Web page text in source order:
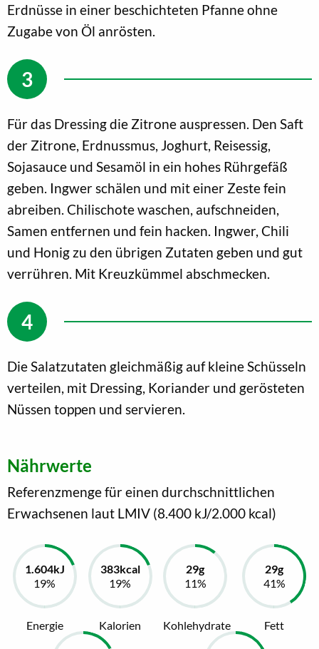
Erdnüsse in einer beschichteten Pfanne ohne
Zugabe von Öl anrösten.
Für das Dressing die Zitrone auspressen. Den Saft
der Zitrone, Erdnussmus, Joghurt, Reisessig,
Sojasauce und Sesamöl in ein hohes Rührgefäß
geben. Ingwer schälen und mit einer Zeste fein
abreiben. Chilischote waschen, aufschneiden,
Samen entfernen und fein hacken. Ingwer, Chili
und Honig zu den übrigen Zutaten geben und gut
verrühren. Mit Kreuzkümmel abschmecken.
Die Salatzutaten gleichmäßig auf kleine Schüsseln
verteilen, mit Dressing, Koriander und gerösteten
Nüssen toppen und servieren.
Nährwerte
Referenzmenge für einen durchschnittlichen
Erwachsenen laut LMIV (8.400 kJ/2.000 kcal)
Energie Kalorien Kohlehydrate Fett